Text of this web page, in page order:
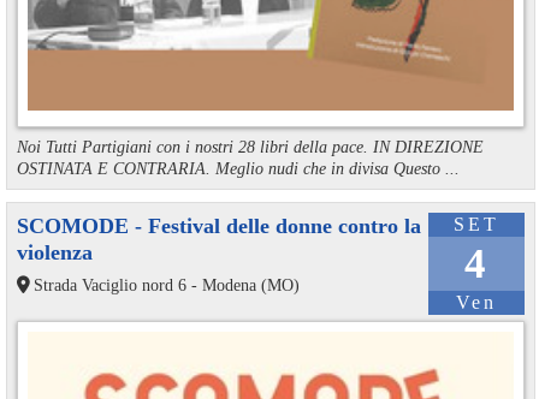
Noi Tutti Partigiani con i nostri 28 libri della pace. IN DIREZIONE
OSTINATA E CONTRARIA. Meglio nudi che in divisa Questo ...
SET
4
Ven
SCOMODE - Festival delle donne contro la
violenza
Strada Vaciglio nord 6 - Modena (MO)